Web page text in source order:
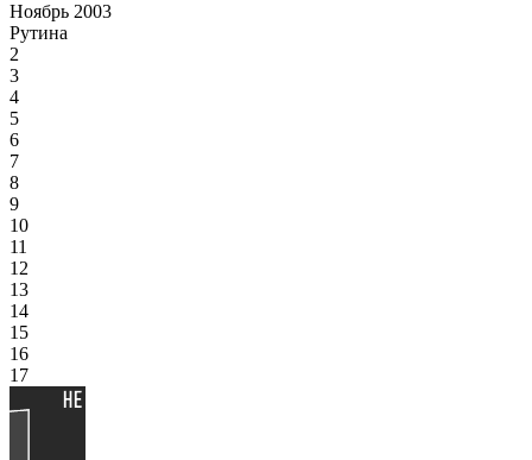
Ноябрь 2003
Рутина
2
3
4
5
6
7
8
9
10
11
12
13
14
15
16
17